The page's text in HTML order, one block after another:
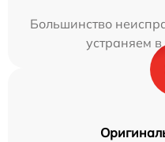
Большинство
устраняем в